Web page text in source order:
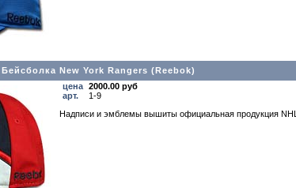
Бейсболка New York Rangers (Reebok)
цена 2000.00 руб
арт.
1-9
Надписи и эмблемы вышиты официальная прoдукция NHL